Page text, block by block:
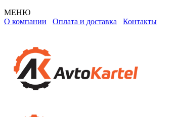
МЕНЮ
О компании
Оплата и доставка Контакты